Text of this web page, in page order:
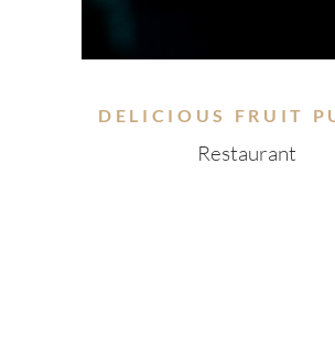
DELICIOUS FRUIT
Restaurant